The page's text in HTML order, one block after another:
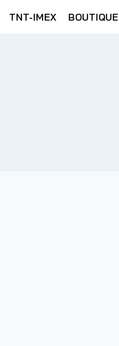
TNT-IMEX BOUTIQUE